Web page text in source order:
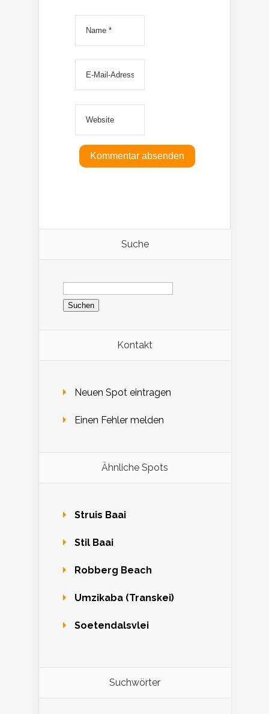
Suche
Suchen
nach:
Kontakt
Neuen Spot eintragen
Einen Fehler melden
Ähnliche Spots
Struis Baai
Stil Baai
Robberg Beach
Umzikaba (Transkei)
Soetendalsvlei
Suchwörter